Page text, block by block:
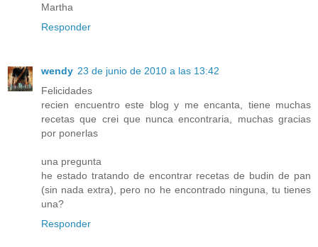
Martha
Responder
wendy 23 de junio de 2010 a las 13:42
Felicidades
recien encuentro este blog y me encanta, tiene muchas
recetas que crei que nunca encontraria, muchas gracias
por ponerlas
una pregunta
he estado tratando de encontrar recetas de budin de pan
(sin nada extra), pero no he encontrado ninguna, tu tienes
una?
Responder